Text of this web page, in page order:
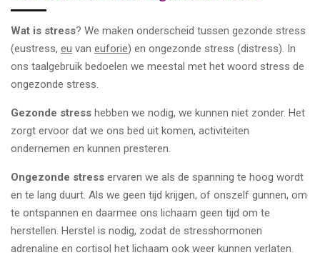
Wat is stress? We maken onderscheid tussen gezonde stress
(eustress, eu van euforie) en ongezonde stress (distress). In
ons taalgebruik bedoelen we meestal met het woord stress de
ongezonde stress.
Gezonde stress hebben we nodig, we kunnen niet zonder. Het
zorgt ervoor dat we ons bed uit komen, activiteiten
ondernemen en kunnen presteren.
Ongezonde stress ervaren we als de spanning te hoog wordt
en te lang duurt. Als we geen tijd krijgen, of onszelf gunnen, om
te ontspannen en daarmee ons lichaam geen tijd om te
herstellen. Herstel is nodig, zodat de stresshormonen
adrenaline en cortisol het lichaam ook weer kunnen verlaten.